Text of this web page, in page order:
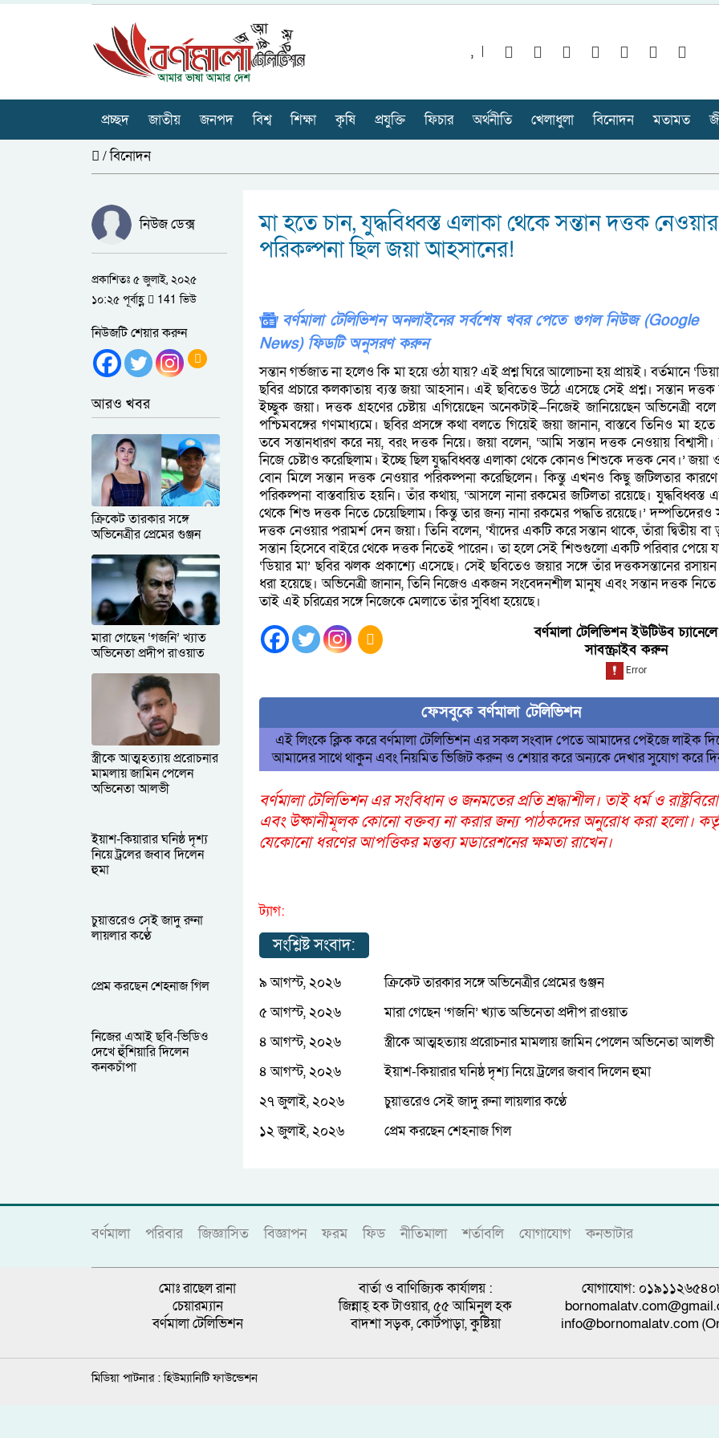
,
প্রচ্ছদ জাতীয় জনপদ বিশ্ব শিক্ষা কৃষি প্রযুক্তি ফিচার অর্থনীতি খেলাধুলা বিনোদন মতামত
/বিনোদন
নিউজ ডেক্স
প্রকাশিতঃ ৫ জুলাই, ২০২৫
১০:২৫ পূর্বাহ্ণ
141 ভিউ
নিউজটি শেয়ার করুন
আরও খবর
ক্রিকেট তারকার সঙ্গে
অভিনেত্রীর প্রেমের গুঞ্জন
মারা গেছেন ‘গজনি’ খ্যাত
অভিনেতা প্রদীপ রাওয়াত
স্ত্রীকে আত্মহত্যায় প্ররোচনার
মামলায় জামিন পেলেন
অভিনেতা আলভী
ইয়াশ-কিয়ারার ঘনিষ্ঠ দৃশ্য
নিয়ে ট্রলের জবাব দিলেন
হুমা
চুয়াত্তরেও সেই জাদু রুনা
লায়লার কণ্ঠে
প্রেম করছেন শেহনাজ গিল
নিজের এআই ছবি-ভিডিও
দেখে হুঁশিয়ারি দিলেন
কনকচাঁপা
মা হতে চান, যুদ্ধবিধ্বস্ত এলাকা থেকে সন্তান দত্তক নেওয়ার
পরিকল্পনা ছিল জয়া আহসানের!
বর্ণমালা টেলিভিশন অনলাইনের সর্বশেষ খবর পেতে গুগল নিউজ (Google
News) ফিডটি অনুসরণ করুন
সন্তান গর্ভজাত না হলেও কি মা হয়ে ওঠা যায়? এই প্রশ্ন ঘিরে আলোচনা হয় প্রায়ই। বর্তমানে
ছবির প্রচারে কলকাতায় ব্যস্ত জয়া আহসান। এই ছবিতেও উঠে এসেছে সেই প্রশ্ন। সন্তান দত্তক
ইচ্ছুক জয়া। দত্তক গ্রহণের চেষ্টায় এগিয়েছেন অনেকটাই—নিজেই জানিয়েছেন অভিনেত্রী বলে
পশ্চিমবঙ্গের গণমাধ্যমে। ছবির প্রসঙ্গে কথা বলতে গিয়েই জয়া জানান, বাস্তবে তিনিও মা হতে
তবে সন্তানধারণ করে নয়, বরং দত্তক নিয়ে। জয়া বলেন, ‘আমি সন্তান দত্তক নেওয়ায়
নিজে চেষ্টাও করেছিলাম। ইচ্ছে ছিল যুদ্ধবিধ্বস্ত এলাকা থেকে কোনও শিশুকে দত্তক নেব।’ জয়া
বোন মিলে সন্তান দত্তক নেওয়ার পরিকল্পনা করেছিলেন। কিন্তু এখনও কিছু জটিলতার
পরিকল্পনা বাস্তবায়িত হয়নি। তাঁর কথায়, ‘আসলে নানা রকমের জটিলতা রয়েছে। যুদ্ধবিধ্বস্ত
থেকে শিশু দত্তক নিতে চেয়েছিলাম। কিন্তু তার জন্য নানা রকমের পদ্ধতি রয়েছে।’ দম্পতিদেরও
দত্তক নেওয়ার পরামর্শ দেন জয়া। তিনি বলেন, ‘যাঁদের একটি করে সন্তান থাকে, তাঁরা দ্বিতীয় বা
সন্তান হিসেবে বাইরে থেকে দত্তক নিতেই পারেন। তা হলে সেই শিশুগুলো একটি পরিবার পেয়ে
‘ডিয়ার মা’ ছবির ঝলক প্রকাশ্যে এসেছে। সেই ছবিতেও জয়ার সঙ্গে তাঁর দত্তকসন্তানের
ধরা হয়েছে। অভিনেত্রী জানান, তিনি নিজেও একজন সংবেদনশীল মানুষ এবং সন্তান দত্তক নিতে
তাই এই চরিত্রের সঙ্গে নিজেকে মেলাতে তাঁর সুবিধা হয়েছে।
বর্ণমালা টেলিভিশন ইউটিউব চ্যানেলে
সাবস্ক্রাইব করুন
ফেসবুকে বর্ণমালা টেলিভিশন
এই লিংকে ক্লিক করে বর্ণমালা টেলিভিশন এর সকল সংবাদ পেতে আমাদের পেইজে লাইক
আমাদের সাথে থাকুন এবং নিয়মিত ভিজিট করুন ও শেয়ার করে অন্যকে দেখার সুযোগ করে
বর্ণমালা টেলিভিশন এর সংবিধান ও জনমতের প্রতি শ্রদ্ধাশীল। তাই ধর্ম ও
এবং উষ্কানীমূলক কোনো বক্তব্য না করার জন্য পাঠকদের অনুরোধ করা হলো।
যেকোনো ধরণের আপত্তিকর মন্তব্য মডারেশনের ক্ষমতা রাখেন।
ট্যাগ:
সংশ্লিষ্ট সংবাদ:
৯ আগস্ট, ২০২৬
ক্রিকেট তারকার সঙ্গে অভিনেত্রীর প্রেমের গুঞ্জন
৫ আগস্ট, ২০২৬
মারা গেছেন ‘গজনি’ খ্যাত অভিনেতা প্রদীপ রাওয়াত
৪ আগস্ট, ২০২৬
স্ত্রীকে আত্মহত্যায় প্ররোচনার মামলায় জামিন পেলেন অভিনেতা আলভী
৪ আগস্ট, ২০২৬
ইয়াশ-কিয়ারার ঘনিষ্ঠ দৃশ্য নিয়ে ট্রলের জবাব দিলেন হুমা
২৭ জুলাই, ২০২৬
চুয়াত্তরেও সেই জাদু রুনা লায়লার কণ্ঠে
১২ জুলাই, ২০২৬
প্রেম করছেন শেহনাজ গিল
বর্ণমালা পরিবার জিজ্ঞাসিত বিজ্ঞাপন ফরম ফিড নীতিমালা শর্তাবলি যোগাযোগ কনভাটার
মোঃ রাছেল রানা
চেয়ারম্যান
বর্ণমালা টেলিভিশন
বার্তা ও বাণিজ্যিক কার্যালয় :
জিন্নাহ্ হক টাওয়ার, ৫৫ আমিনুল হক
বাদশা সড়ক, কোর্টপাড়া, কুষ্টিয়া
যোগাযোগ:
info@bornomalatv.com
মিডিয়া পাটনার :হিউম্যানিটি ফাউন্ডেশন